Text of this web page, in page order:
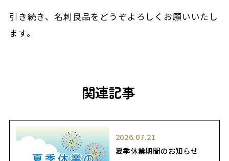
引き続き、名刺良品をどうぞよろしくお願いいたし
ます。
関連記事
2026.07.21
夏季休業期間のお知らせ